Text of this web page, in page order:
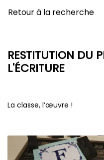
Retour à la recherche
RESTITUTION DU
L'ÉCRITURE
La classe, l’œuvre !